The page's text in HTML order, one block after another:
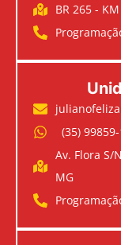
BR 265 -
(35)
Av. Flora S/
MG